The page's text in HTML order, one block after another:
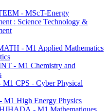
- MScT-Energy
: Science Technology &
- M1 Applied Mathematics
- M1 Chemistry and
M1 CPS - Cyber Physical
M1 High Energy Physics
- M1 Mathematiques